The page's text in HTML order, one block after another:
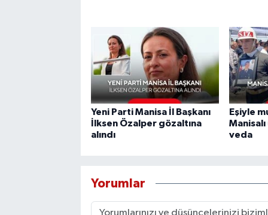
Yeni Parti Manisa İl Başkanı
İlksen Özalper gözaltına
alındı
Eşiyle
veda
Yorumlar